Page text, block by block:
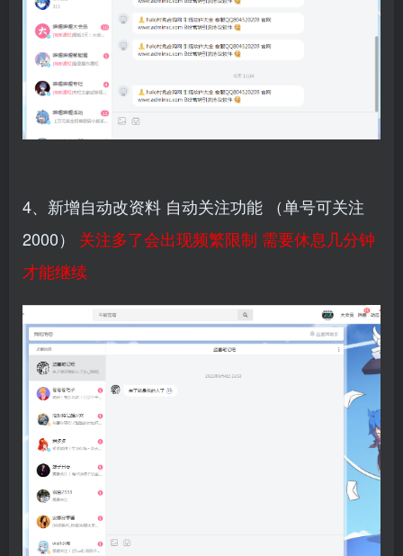
4、新增自动改资料 自动关注功能 （单号可关注
2000） 关注多了会出现频繁限制 需要休息几分钟
才能继续